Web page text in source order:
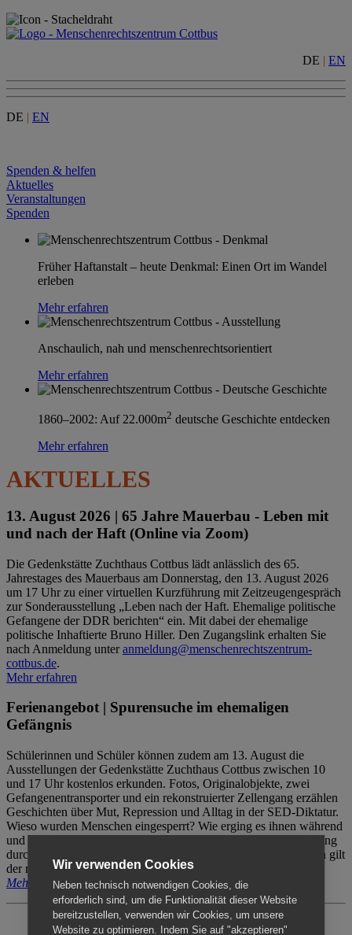
DE | EN
DE | EN
Spenden & helfen
Aktuelles
Veranstaltungen
Spenden
Früher Haftanstalt – heute Denkmal: Einen Ort im Wandel
erleben
Mehr erfahren
Anschaulich, nah und menschenrechtsorientiert
Mehr erfahren
1860–2002: Auf 22.000m2 deutsche Geschichte entdecken
Mehr erfahren
AKTUELLES
13. August 2026 | 65 Jahre Mauerbau - Leben mit
und nach der Haft (Online via Zoom)
Die Gedenkstätte Zuchthaus Cottbus lädt anlässlich des 65.
Jahrestages des Mauerbaus am Donnerstag, den 13. August 2026
um 17 Uhr zu einer virtuellen Kurzführung mit Zeitzeugengespräch
zur Sonderausstellung „Leben nach der Haft. Ehemalige politische
Gefangene der DDR berichten“ ein. Mit dabei der ehemalige
politische Inhaftierte Bruno Hiller. Den Zugangslink erhalten Sie
nach Anmeldung unteranmeldung@menschenrechtszentrum-
cottbus.de.
Mehr erfahren
Ferienangebot | Spurensuche im ehemaligen
Gefängnis
Schülerinnen und Schüler können zudem am 13. August die
Ausstellungen der Gedenkstätte Zuchthaus Cottbus zwischen 10
und 17 Uhr kostenlos erkunden. Fotos, Originalobjekte, zwei
Gefangenentransporter und ein rekonstruierter Zellengang erzählen
Geschichten über Mut, Repression und Alltag in der SED-Diktatur.
Wieso wurden Menschen eingesperrt? Wie erging es ihnen während
und nach der Haft? Der Besuch erfolgt individuell ohne Betreuung
durch das Menschenrechtszentrum Cottbus. Für Begleitpersonen gilt
der reguläre Eintritt (8€ / ermäßigt 5€).
Mehr erfahren
Wir verwenden Cookies
Neben technisch notwendigen Cookies, die
erforderlich sind, um die Funktionalität dieser Website
bereitzustellen, verwenden wir Cookies, um unsere
Website zu optimieren. Indem Sie auf "akzeptieren"